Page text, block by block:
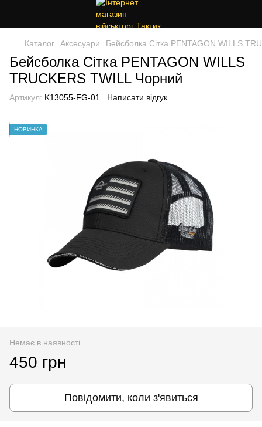
Каталог Аксесуари Бейсболка Сітка PENTAGON WILLS
Бейсболка Сітка PENTAGON WILLS
TRUCKERS TWILL Чорний
Артикул: K13055-FG-01 Написати відгук
НОВИНКА
Немає в наявності
450 грн
Повідомити, коли з'явиться